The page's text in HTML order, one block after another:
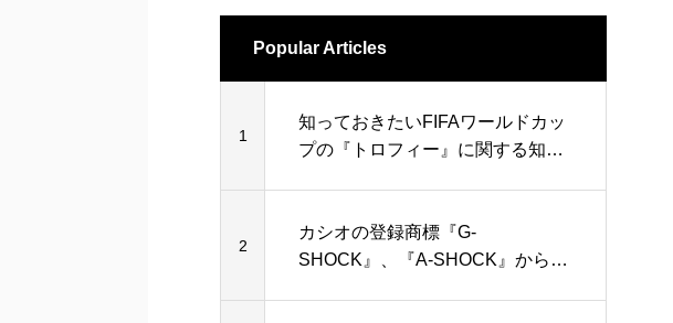
Popular Articles
1
知っておきたいFIFAワールドカッ
プの『トロフィー』に関する知的
2
カシオの登録商標『G-
SHOCK』、『A-SHOCK』から